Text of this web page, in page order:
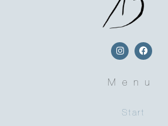
Menu
Start